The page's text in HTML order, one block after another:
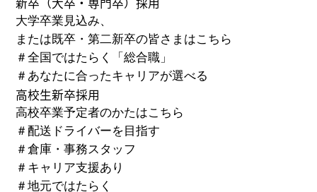
大学卒業見込み、
または既卒・第二新卒の皆さまはこちら
＃全国ではたらく「総合職」
＃ あなたに合ったキャリアが選べる
高校生新卒採用
高校卒業予定者のかたはこちら
＃配送ドライバーを目指す
＃倉庫・事務スタッフ
＃ キャリア支援あり
＃地元ではたらく